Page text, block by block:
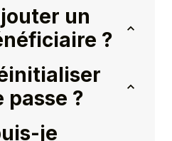
un
?
passe ?
je